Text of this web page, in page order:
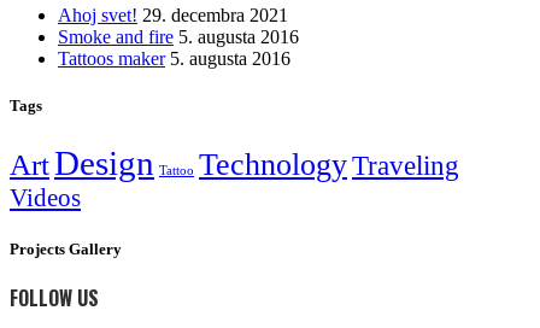
Ahoj svet! 29. decembra 2021
Smoke and fire 5. augusta 2016
Tattoos maker 5. augusta 2016
Tags
ArtDesign Tattoo TechnologyTraveling
Videos
Projects Gallery
FOLLOW US